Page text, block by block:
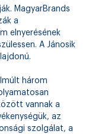
MagyarBrands
a
elnyerésének
A Jánosik
három
vannak a
az
szolgálat, a